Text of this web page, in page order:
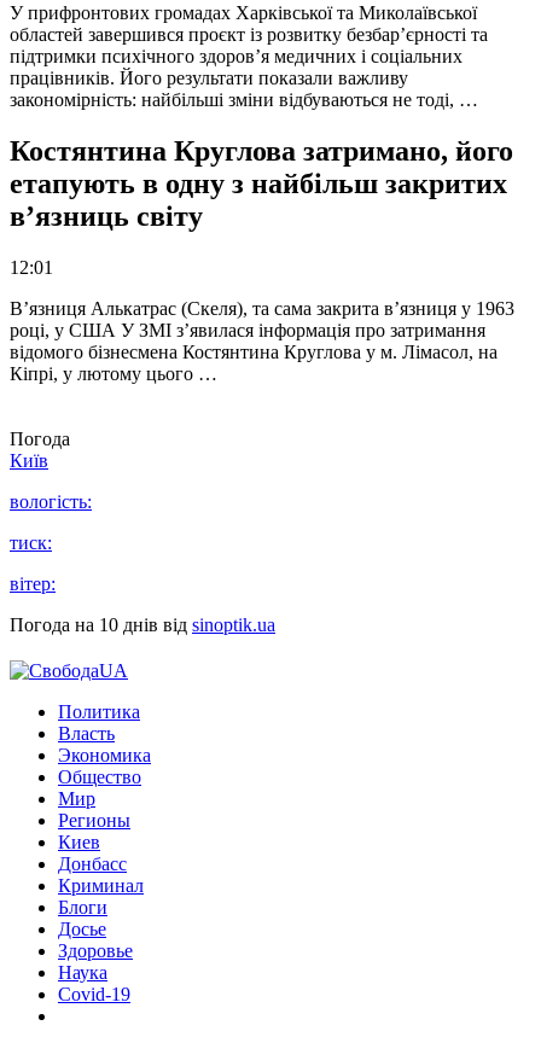
У прифронтових громадах Харківської та Миколаївської
областей завершився проєкт із розвитку безбар’єрності та
підтримки психічного здоров’я медичних і соціальних
працівників. Його результати показали важливу
закономірність: найбільші зміни відбуваються не тоді, …
Костянтина Круглова затримано, його
етапують в одну з найбільш закритих
в’язниць світу
12:01
В’язниця Алькатрас (Скеля), та сама закрита в’язниця у 1963
році, у США У ЗМІ з’явилася інформація про затримання
відомого бізнесмена Костянтина Круглова у м. Лімасол, на
Кіпрі, у лютому цього …
Погода
Київ
вологість:
тиск:
вітер:
Погода на 10 днів від sinoptik.ua
Политика
Власть
Экономика
Общество
Мир
Регионы
Киев
Донбасс
Криминал
Блоги
Досье
Здоровье
Наука
Covid-19